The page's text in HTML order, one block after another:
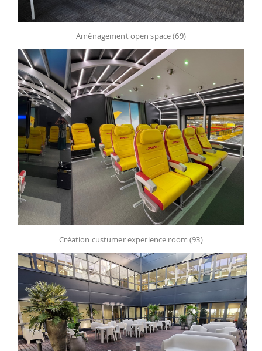
Aménagement open space (69)
Création custumer experience room (93)